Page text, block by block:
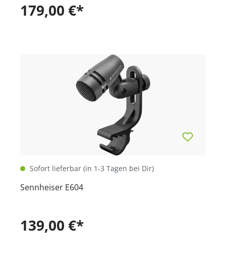
179,00 €*
Sofort lieferbar (in 1-3 Tagen bei Dir)
Sennheiser E604
139,00 €*